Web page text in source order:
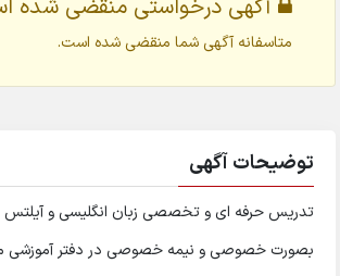
آگهی درخواستی منقضی شده
متاسفانه آگهی شما منقضی شده است.
توضیحات آگهی
تدریس حرفه ای و تخصصی زبان انگلیسی و آیلتس
بصورت خصوصی و نیمه خصوصی در دفتر آموزشی